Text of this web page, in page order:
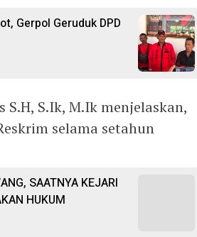
Gerpol Geruduk DPD
S.Ik, M.Ik menjelaskan,
selama setahun
SAATNYA KEJARI
HUKUM